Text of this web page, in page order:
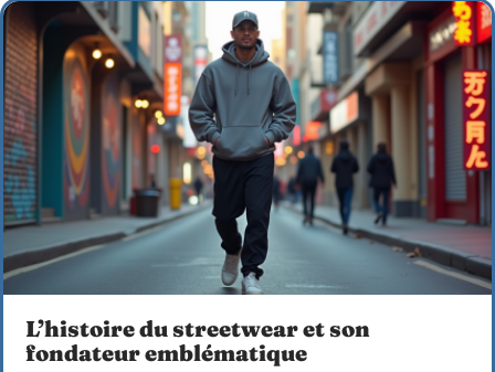
L’histoire du streetwear et son
fondateur emblématique